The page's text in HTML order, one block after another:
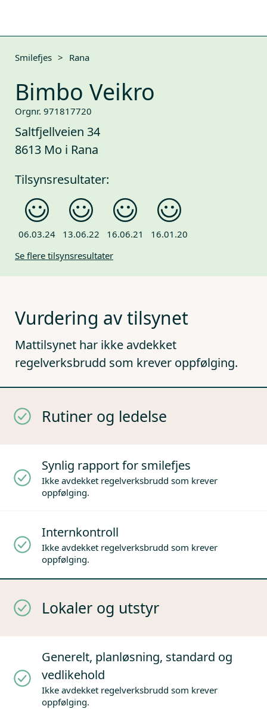
Smilefjes > Rana
Bimbo Veikro
Orgnr. 971817720
Saltfjellveien 34
8613 Mo i Rana
Tilsynsresultater:
06.03.24 13.06.22 16.06.21
16.01.20
Se flere tilsynsresultater
Vurdering av tilsynet
Mattilsynet har ikke avdekket
regelverksbrudd som krever oppfølging.
Rutiner og ledelse
Synlig rapport for smilefjes
Ikke avdekket regelverksbrudd som krever
oppfølging.
Internkontroll
Ikke avdekket regelverksbrudd som krever
oppfølging.
Lokaler og utstyr
Generelt, planløsning, standard og
vedlikehold
Ikke avdekket regelverksbrudd som krever
oppfølging.